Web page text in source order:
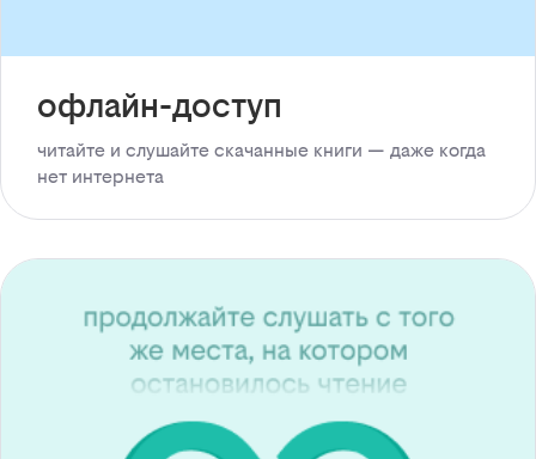
офлайн-доступ
читайте и слушайте скачанные книги — даже когда
нет интернета